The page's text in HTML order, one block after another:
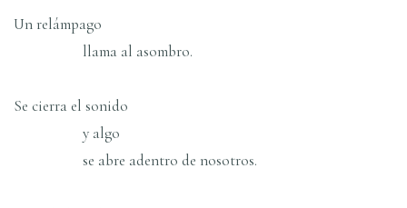
Un relámpago
llama al asombro.
Se cierra el sonido
y algo
se abre adentro de nosotros.